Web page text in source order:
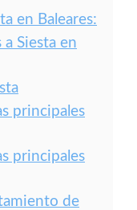
en Baleares:
a Siesta en
principales
principales
de